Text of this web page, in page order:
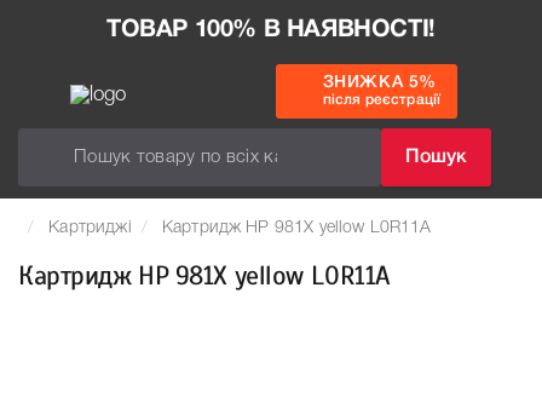
ТОВАР 100% В НАЯВНОСТІ!
Пошук
ЗНИЖКА 5%
після реєстрації
Картриджі Картридж HP 981X yellow L0R11A
Картридж HP 981X yellow L0R11A